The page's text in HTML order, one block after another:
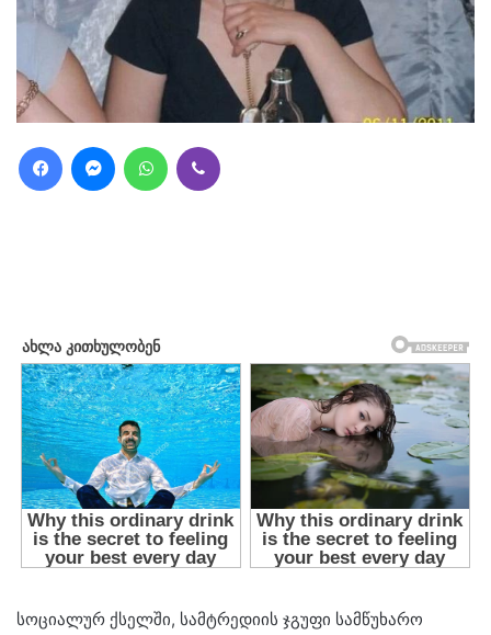
FacebookMessengerWhatsApp
სოციალურ ქსელში, სამტრედიის ჯგუფი სამწუხარო